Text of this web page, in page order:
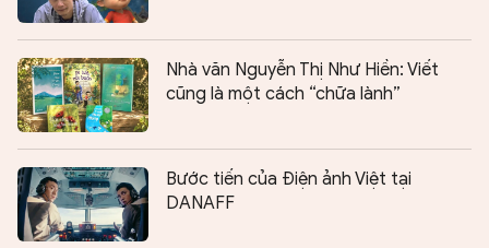
Nhà văn Nguyễn Thị Như Hiền: Viết
cũng là một cách “chữa lành”
Bước tiến của Điện ảnh Việt tại
DANAFF